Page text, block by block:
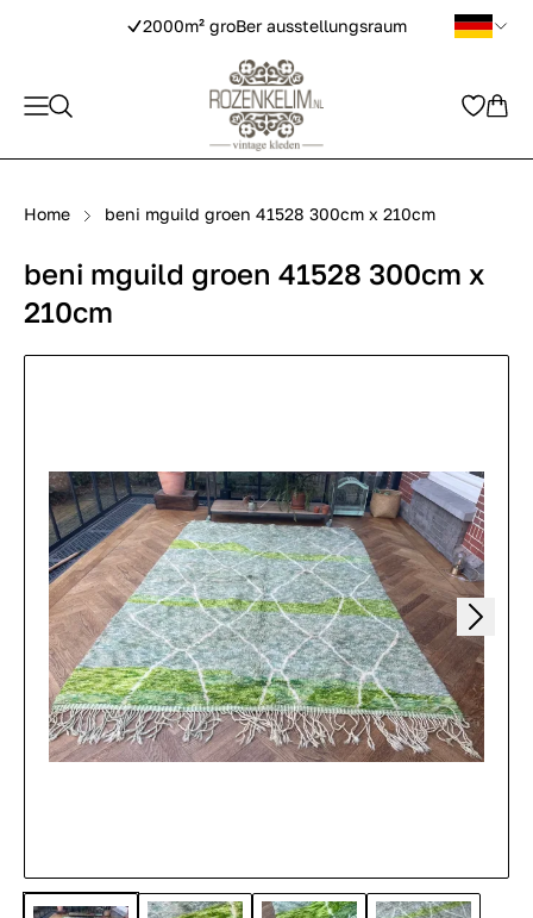
2000m² groBer ausstellungsraum
Home beni mguild groen 41528 300cm x 210cm
beni mguild groen 41528 300cm x
210cm